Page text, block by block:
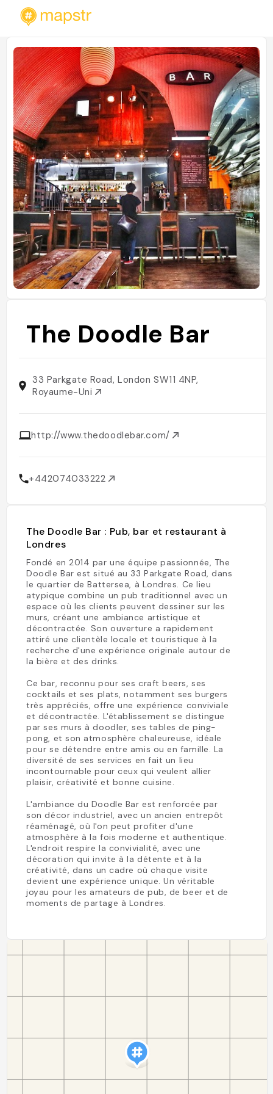
The Doodle Bar
33 Parkgate Road, London SW11 4NP,
Royaume-Uni
http://www.thedoodlebar.com/
+442074033222
The Doodle Bar : Pub, bar et restaurant à
Londres
Fondé en 2014 par une équipe passionnée, The
Doodle Bar est situé au 33 Parkgate Road, dans
le quartier de Battersea, à Londres. Ce lieu
atypique combine un pub traditionnel avec un
espace où les clients peuvent dessiner sur les
murs, créant une ambiance artistique et
décontractée. Son ouverture a rapidement
attiré une clientèle locale et touristique à la
recherche d'une expérience originale autour de
la bière et des drinks.
Ce bar, reconnu pour ses craft beers, ses
cocktails et ses plats, notamment ses burgers
très appréciés, offre une expérience conviviale
et décontractée. L'établissement se distingue
par ses murs à doodler, ses tables de ping-
pong, et son atmosphère chaleureuse, idéale
pour se détendre entre amis ou en famille. La
diversité de ses services en fait un lieu
incontournable pour ceux qui veulent allier
plaisir, créativité et bonne cuisine.
L'ambiance du Doodle Bar est renforcée par
son décor industriel, avec un ancien entrepôt
réaménagé, où l'on peut profiter d'une
atmosphère à la fois moderne et authentique.
L'endroit respire la convivialité, avec une
décoration qui invite à la détente et à la
créativité, dans un cadre où chaque visite
devient une expérience unique. Un véritable
joyau pour les amateurs de pub, de beer et de
moments de partage à Londres.